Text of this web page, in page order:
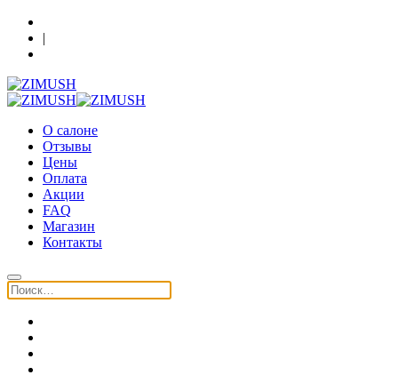
|
О салоне
Отзывы
Цены
Оплата
Акции
FAQ
Магазин
Контакты